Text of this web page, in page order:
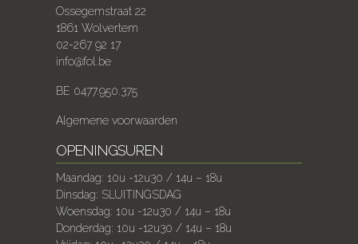
Ossegemstraat 22
1861 Wolvertem
02-267 92 17
info@fol.be
BE 0477.950.375
Algemene voorwaarden
OPENINGSUREN
Maandag: 10u -12u30 / 14u – 18u
Dinsdag: SLUITINGSDAG
Woensdag: 10u -12u30 / 14u – 18u
Donderdag: 10u -12u30 / 14u – 18u